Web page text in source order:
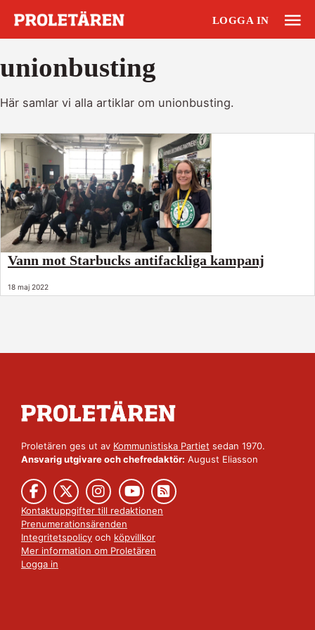
LOGGA IN
unionbusting
Här samlar vi alla artiklar om unionbusting.
Vann mot Starbucks antifackliga kampanj
18 maj 2022
Proletären ges ut av Kommunistiska Partiet sedan 1970.
Ansvarig utgivare och chefredaktör: August Eliasson
Kontaktuppgifter till redaktionen
Prenumerationsärenden
Integritetspolicy och köpvillkor
Mer information om Proletären
Logga in